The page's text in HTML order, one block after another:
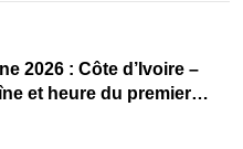
2026 : Côte d’Ivoire –
et heure du premier